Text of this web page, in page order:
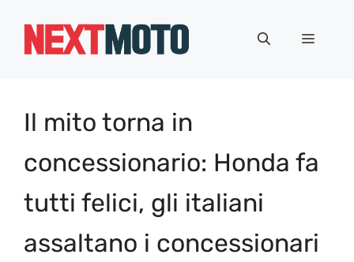
Menu
Il mito torna in
concessionario: Honda fa
tutti felici, gli italiani
assaltano i concessionari